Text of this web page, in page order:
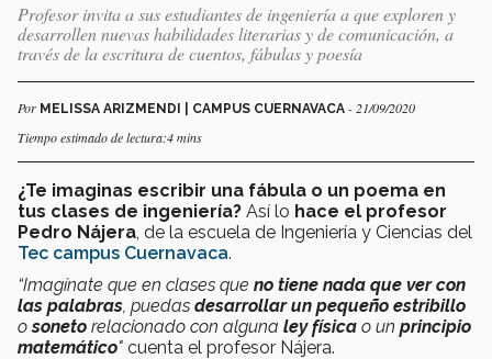
Profesor invita a sus estudiantes de ingeniería a que exploren y
desarrollen nuevas habilidades literarias y de comunicación, a
través de la escritura de cuentos, fábulas y poesía
Por MELISSA ARIZMENDI | CAMPUS CUERNAVACA - 21/09/2020
Tiempo estimado de lectura:4 mins
¿Te imaginas escribir una fábula o un poema en
tus clases de ingeniería? Así lo hace el profesor
Pedro Nájera , de la escuela de Ingeniería y Ciencias del
Tec campus Cuernavaca.
“Imagínate que en clases que no tiene nada que ver con
las palabras , puedas desarrollar un pequeño estribillo
osoneto relacionado con alguna ley física o un principio
matemático" cuenta el profesor Nájera.